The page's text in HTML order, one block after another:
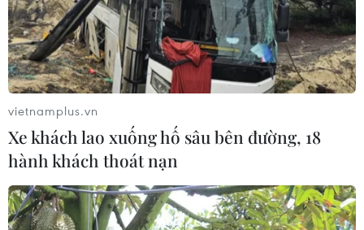
Cần xử lý dứt điểm việc tập kết gỗ ở
hành lang an toàn giao thông Quốc
lộ 22B
07/08/2026 04:31
Hãng hàng không Air Premia của
Hàn Quốc nối lại đường bay
Incheon-TP Hồ Chí Minh
vietnamplus.vn
Xe khách lao xuống hố sâu bên đường, 18
hành khách thoát nạn